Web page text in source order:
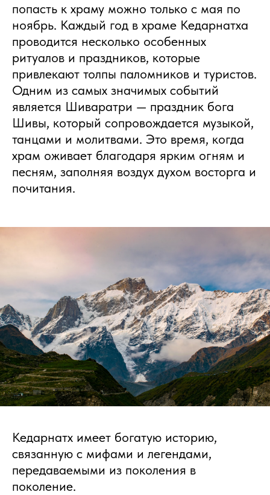
попасть к храму можно только с мая по
ноябрь. Каждый год в храме Кедарнатха
проводится несколько особенных
ритуалов и праздников, которые
привлекают толпы паломников и туристов.
Одним из самых значимых событий
является Шиваратри — праздник бога
Шивы, который сопровождается музыкой,
танцами и молитвами. Это время, когда
храм оживает благодаря ярким огням и
песням, заполняя воздух духом восторга и
почитания.
Кедарнатх имеет богатую историю,
связанную с мифами и легендами,
передаваемыми из поколения в
поколение.